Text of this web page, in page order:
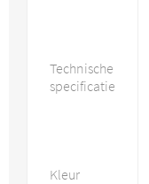
Technische
specificatie
Kleur